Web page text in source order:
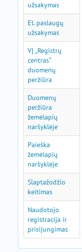
užsakymas
El. paslaugų
užsakymas
VĮ „Registrų
centras“
duomenų
peržiūra
Duomenų
peržiūra
žemėlapių
naršyklėje
Paieška
žemėlapių
naršyklėje
Slaptažodžio
keitimas
Naudotojo
registracija ir
prisijungimas